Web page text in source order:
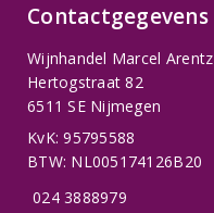
Contactgegevens
Wijnhandel Marcel Arentz
Hertogstraat 82
6511 SE Nijmegen
KvK: 95795588
BTW: NL005174126B20
024 3888979